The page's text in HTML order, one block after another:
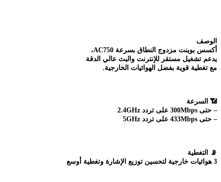
الوصف
أكسس بوينت مزدوج النطاق بسرعة AC750،
يدعم تشغيل مستقر للإنترنت والبث عالي الدقة
مع تغطية قوية بفضل الهوائيات الخارجية.
📶 السرعة
– حتى 300Mbps على تردد 2.4GHz
– حتى 433Mbps على تردد 5GHz
📡
التغطية
3 هوائيات خارجية لتحسين توزيع الإشارة وتغطية أوسع